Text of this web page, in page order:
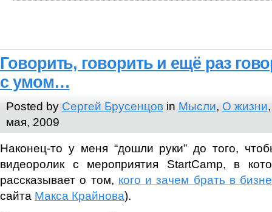
Говорить, говорить и ещё раз
с умом…
Posted by Сергей Брусенцовin Мысли, О жизни
мая, 2009
Наконец-то у меня “дошли руки” до того,
видеоролик с мероприятия StartCamp, в
рассказывает о том, кого и зачем брать в
сайта Макса Крайнова).